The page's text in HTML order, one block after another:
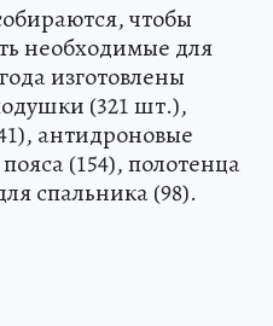
чтобы
необходимые для
изготовлены
(321 шт.),
антидроновые
(154), полотенца
спальника (98).